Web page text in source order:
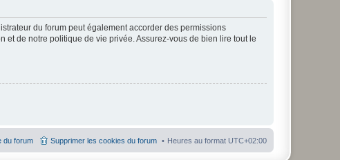
du forum peut également accorder des permissions
et de notre politique de vie privée. Assurez-vous de bien lire tout le
Heures au format UTC+02:00
Supprimer les cookies du forum
du forum